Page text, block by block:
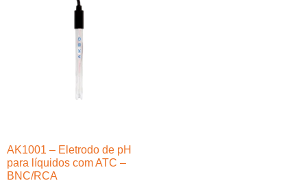
AK1001 – Eletrodo de pH
para líquidos com ATC –
BNC/RCA